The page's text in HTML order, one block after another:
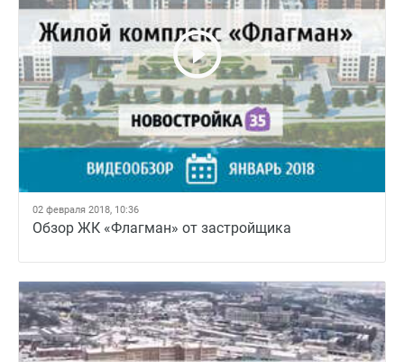
02 февраля 2018, 10:36
Обзор ЖК «Флагман» от застройщика